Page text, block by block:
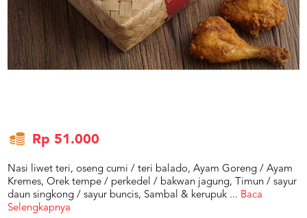
CENTER
021
5091
3494
Rp 51.000
Nasi liwet teri, oseng cumi / teri balado, Ayam Goreng / Ayam
Kremes, Orek tempe / perkedel / bakwan jagung, Timun / sayur
daun singkong / sayur buncis, Sambal & kerupuk ... Baca
Selengkapnya